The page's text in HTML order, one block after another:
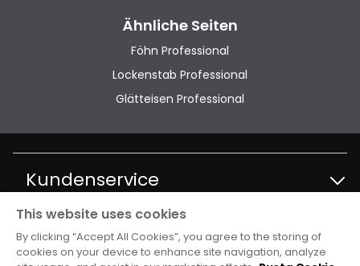
Ähnliche Seiten
Föhn Professional
Lockenstab Professional
Glätteisen Professional
Kundenservice
Information
This website uses cookies
By clicking “Accept All Cookies”, you agree to the storing of
cookies on your device to enhance site navigation, analyze